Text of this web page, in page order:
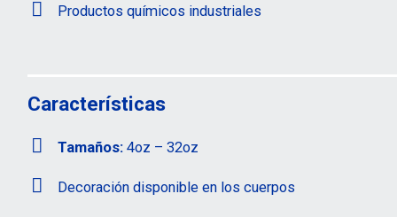
Productos químicos industriales
Características
Tamaños: 4oz – 32oz
Decoración disponible en los cuerpos